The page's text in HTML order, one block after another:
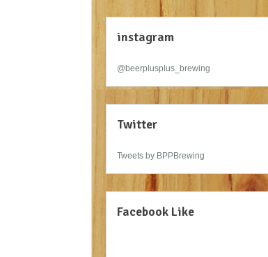
instagram
@beerplusplus_brewing
Twitter
Tweets by BPPBrewing
Facebook Like